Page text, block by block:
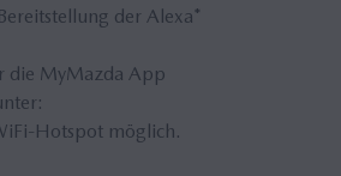
der Alexa*
die MyMazda App
Hotspot möglich.